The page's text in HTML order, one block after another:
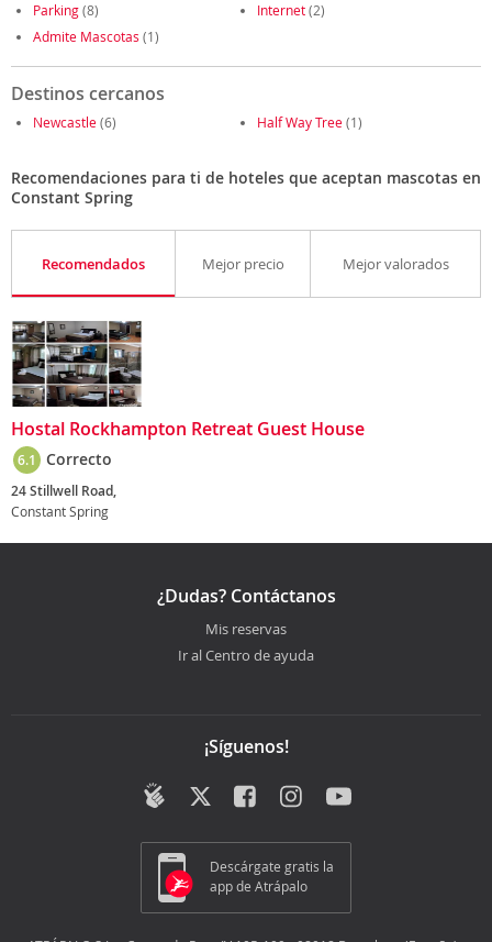
Parking(8) Internet(2)
Admite Mascotas (1)
Destinos cercanos
Newcastle(6) Half Way Tree(1)
Recomendaciones para ti de hoteles que aceptan mascotas en
Constant Spring
Recomendados Mejor precio Mejor valorados
Hostal Rockhampton Retreat Guest House
6.1 Correcto
24 Stillwell Road,
Constant Spring
¿Dudas? Contáctanos
Mis reservas
Ir al Centro de ayuda
¡Síguenos!
Descárgate gratis la
app de Atrápalo